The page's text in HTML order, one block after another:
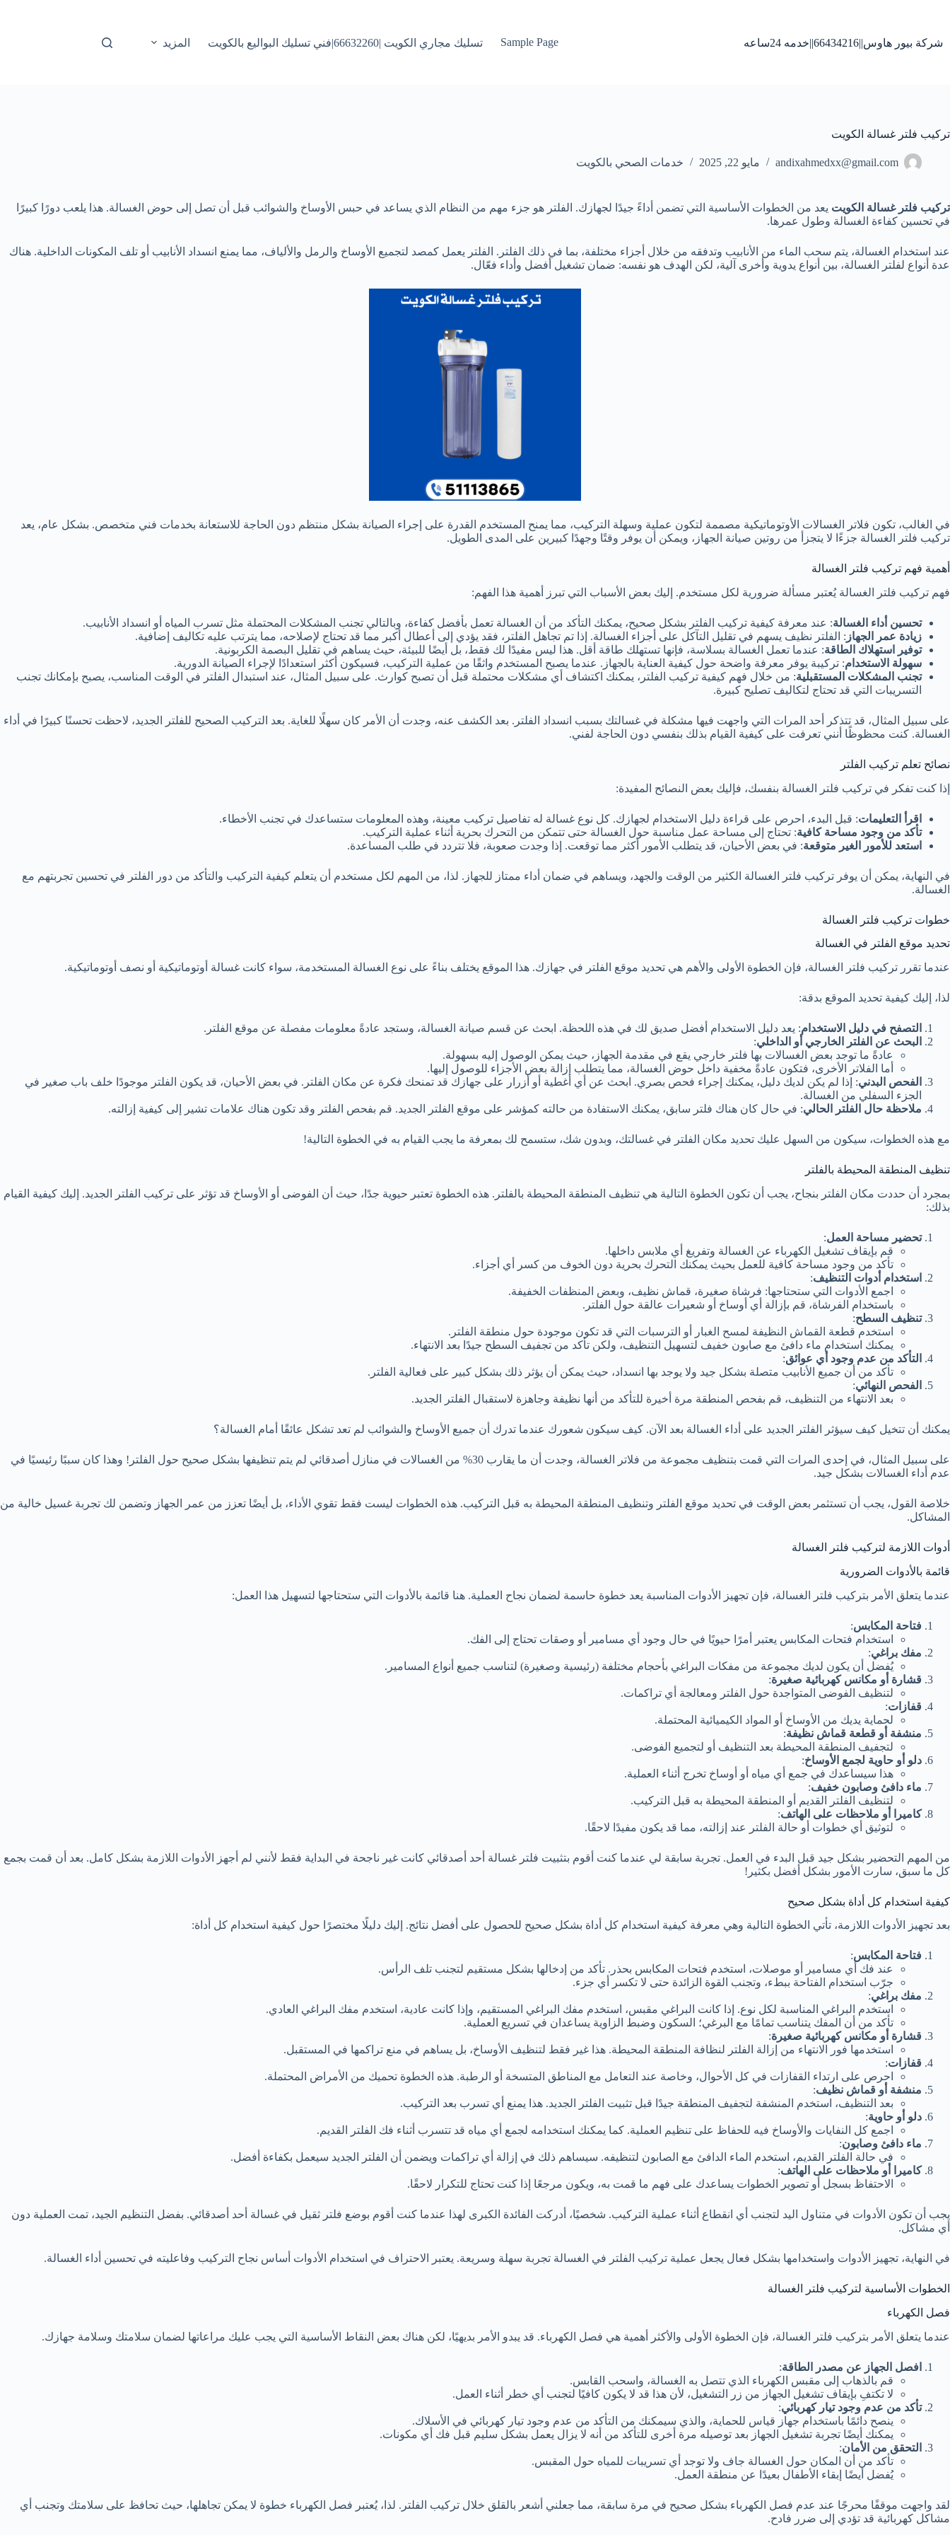
شركة بيور هاوس||66434216||خدمه 24ساعه Sample Page تسليك مجاري الكويت |66632260|فني تسليك البواليع بالكويت المزيد
تركيب فلتر غسالة الكويت
andixahmedxx@gmail.com مايو 22, 2025 خدمات الصحي بالكويت
تركيب فلتر غسالة الكويت يعد من الخطوات الأساسية التي تضمن أداءً جيدًا لجهازك. الفلتر هو جزء مهم من النظام الذي يساعد في حبس الأوساخ والشوائب قبل أن تصل إلى حوض الغسالة. هذا يلعب دورًا كبيرًا
في تحسين كفاءة الغسالة وطول عمرها.
عند استخدام الغسالة، يتم سحب الماء من الأنابيب وتدفقه من خلال أجزاء مختلفة، بما في ذلك الفلتر. الفلتر يعمل كمصد لتجميع الأوساخ والرمل والألياف، مما يمنع انسداد الأنابيب أو تلف المكونات الداخلية. هناك
عدة أنواع لفلتر الغسالة، بين أنواع يدوية وأخرى آلية، لكن الهدف هو نفسه: ضمان تشغيل أفضل وأداء فعّال.
في الغالب، تكون فلاتر الغسالات الأوتوماتيكية مصممة لتكون عملية وسهلة التركيب، مما يمنح المستخدم القدرة على إجراء الصيانة بشكل منتظم دون الحاجة للاستعانة بخدمات فني متخصص. بشكل عام، يعد
تركيب فلتر الغسالة جزءًا لا يتجزأ من روتين صيانة الجهاز، ويمكن أن يوفر وقتًا وجهدًا كبيرين على المدى الطويل.
أهمية فهم تركيب فلتر الغسالة
فهم تركيب فلتر الغسالة يُعتبر مسألة ضرورية لكل مستخدم. إليك بعض الأسباب التي تبرز أهمية هذا الفهم:
تحسين أداء الغسالة: عند معرفة كيفية تركيب الفلتر بشكل صحيح، يمكنك التأكد من أن الغسالة تعمل بأفضل كفاءة، وبالتالي تجنب المشكلات المحتملة مثل تسرب المياه أو انسداد الأنابيب.
زيادة عمر الجهاز : الفلتر نظيف يسهم في تقليل التآكل على أجزاء الغسالة. إذا تم تجاهل الفلتر، فقد يؤدي إلى أعطال أكبر مما قد تحتاج لإصلاحه، مما يترتب عليه تكاليف إضافية.
توفير استهلاك الطاقة: عندما تعمل الغسالة بسلاسة، فإنها تستهلك طاقة أقل. هذا ليس مفيدًا لك فقط، بل أيضًا للبيئة، حيث يساهم في تقليل البصمة الكربونية.
سهولة الاستخدام: تركيبة يوفر معرفة واضحة حول كيفية العناية بالجهاز. عندما يصبح المستخدم واثقًا من عملية التركيب، فسيكون أكثر استعدادًا لإجراء الصيانة الدورية.
تجنب المشكلات المستقبلية: من خلال فهم كيفية تركيب الفلتر، يمكنك اكتشاف أي مشكلات محتملة قبل أن تصبح كوارث. على سبيل المثال، عند استبدال الفلتر في الوقت المناسب، يصبح بإمكانك تجنب
التسريبات التي قد تحتاج لتكاليف تصليح كبيرة.
على سبيل المثال، قد تتذكر أحد المرات التي واجهت فيها مشكلة في غسالتك بسبب انسداد الفلتر. بعد الكشف عنه، وجدت أن الأمر كان سهلًا للغاية. بعد التركيب الصحيح للفلتر الجديد، لاحظت تحسنًا كبيرًا في أداء
الغسالة. كنت محظوظًا أنني تعرفت على كيفية القيام بذلك بنفسي دون الحاجة لفني.
نصائح تعلم تركيب الفلتر
إذا كنت تفكر في تركيب فلتر الغسالة بنفسك، فإليك بعض النصائح المفيدة:
اقرأ التعليمات: قبل البدء، احرص على قراءة دليل الاستخدام لجهازك. كل نوع غسالة له تفاصيل تركيب معينة، وهذه المعلومات ستساعدك في تجنب الأخطاء.
تأكد من وجود مساحة كافية: تحتاج إلى مساحة عمل مناسبة حول الغسالة حتى تتمكن من التحرك بحرية أثناء عملية التركيب.
استعد للأمور الغير متوقعة: في بعض الأحيان، قد يتطلب الأمور أكثر مما توقعت. إذا وجدت صعوبة، فلا تتردد في طلب المساعدة.
في النهاية، يمكن أن يوفر تركيب فلتر الغسالة الكثير من الوقت والجهد، ويساهم في ضمان أداء ممتاز للجهاز. لذا، من المهم لكل مستخدم أن يتعلم كيفية التركيب والتأكد من دور الفلتر في تحسين تجربتهم مع
الغسالة.
خطوات تركيب فلتر الغسالة
تحديد موقع الفلتر في الغسالة
عندما تقرر تركيب فلتر الغسالة، فإن الخطوة الأولى والأهم هي تحديد موقع الفلتر في جهازك. هذا الموقع يختلف بناءً على نوع الغسالة المستخدمة، سواء كانت غسالة أوتوماتيكية أو نصف أوتوماتيكية.
لذا، إليك كيفية تحديد الموقع بدقة:
التصفح في دليل الاستخدام: يعد دليل الاستخدام أفضل صديق لك في هذه اللحظة. ابحث عن قسم صيانة الغسالة، وستجد عادةً معلومات مفصلة عن موقع الفلتر.
البحث عن الفلتر الخارجي أو الداخلي:
عادةً ما توجد بعض الغسالات بها فلتر خارجي يقع في مقدمة الجهاز، حيث يمكن الوصول إليه بسهولة.
أما الفلاتر الأخرى، فتكون عادةً مخفية داخل حوض الغسالة، مما يتطلب إزالة بعض الأجزاء للوصول إليها.
الفحص البدني: إذا لم يكن لديك دليل، يمكنك إجراء فحص بصري. ابحث عن أي أغطية أو أزرار على جهازك قد تمنحك فكرة عن مكان الفلتر. في بعض الأحيان، قد يكون الفلتر موجودًا خلف باب صغير في
الجزء السفلي من الغسالة.
ملاحظة حال الفلتر الحالي: في حال كان هناك فلتر سابق، يمكنك الاستفادة من حالته كمؤشر على موقع الفلتر الجديد. قم بفحص الفلتر وقد تكون هناك علامات تشير إلى كيفية إزالته.
مع هذه الخطوات، سيكون من السهل عليك تحديد مكان الفلتر في غسالتك، وبدون شك، ستسمح لك بمعرفة ما يجب القيام به في الخطوة التالية!
تنظيف المنطقة المحيطة بالفلتر
بمجرد أن حددت مكان الفلتر بنجاح، يجب أن تكون الخطوة التالية هي تنظيف المنطقة المحيطة بالفلتر. هذه الخطوة تعتبر حيوية جدًا، حيث أن الفوضى أو الأوساخ قد تؤثر على تركيب الفلتر الجديد. إليك كيفية القيام
بذلك:
تحضير مساحة العمل:
قم بإيقاف تشغيل الكهرباء عن الغسالة وتفريغ أي ملابس داخلها.
تأكد من وجود مساحة كافية للعمل بحيث يمكنك التحرك بحرية دون الخوف من كسر أي أجزاء.
استخدام أدوات التنظيف:
اجمع الأدوات التي ستحتاجها: فرشاة صغيرة، قماش نظيف، وبعض المنظفات الخفيفة.
باستخدام الفرشاة، قم بإزالة أي أوساخ أو شعيرات عالقة حول الفلتر.
تنظيف السطح:
استخدم قطعة القماش النظيفة لمسح الغبار أو الترسبات التي قد تكون موجودة حول منطقة الفلتر.
يمكنك استخدام ماء دافئ مع صابون خفيف لتسهيل التنظيف، ولكن تأكد من تجفيف السطح جيدًا بعد الانتهاء.
التأكد من عدم وجود أي عوائق:
تأكد من أن جميع الأنابيب متصلة بشكل جيد ولا يوجد بها انسداد، حيث يمكن أن يؤثر ذلك بشكل كبير على فعالية الفلتر.
الفحص النهائي:
بعد الانتهاء من التنظيف، قم بفحص المنطقة مرة أخيرة للتأكد من أنها نظيفة وجاهزة لاستقبال الفلتر الجديد.
يمكنك أن تتخيل كيف سيؤثر الفلتر الجديد على أداء الغسالة بعد الآن. كيف سيكون شعورك عندما تدرك أن جميع الأوساخ والشوائب لم تعد تشكل عائقًا أمام الغسالة؟
على سبيل المثال، في إحدى المرات التي قمت بتنظيف مجموعة من فلاتر الغسالة، وجدت أن ما يقارب 30% من الغسالات في منازل أصدقائي لم يتم تنظيفها بشكل صحيح حول الفلتر! وهذا كان سببًا رئيسيًا في
عدم أداء الغسالات بشكل جيد.
خلاصة القول، يجب أن تستثمر بعض الوقت في تحديد موقع الفلتر وتنظيف المنطقة المحيطة به قبل التركيب. هذه الخطوات ليست فقط تقوي الأداء، بل أيضًا تعزز من عمر الجهاز وتضمن لك تجربة غسيل خالية من
المشاكل.
أدوات اللازمة لتركيب فلتر الغسالة
قائمة بالأدوات الضرورية
عندما يتعلق الأمر بتركيب فلتر الغسالة، فإن تجهيز الأدوات المناسبة يعد خطوة حاسمة لضمان نجاح العملية. هنا قائمة بالأدوات التي ستحتاجها لتسهيل هذا العمل:
فتاحة المكابس:
استخدام فتحات المكابس يعتبر أمرًا حيويًا في حال وجود أي مسامير أو وصقات تحتاج إلى الفك.
مفك براغي:
يُفضل أن يكون لديك مجموعة من مفكات البراغي بأحجام مختلفة (رئيسية وصغيرة) لتناسب جميع أنواع المسامير.
قشارة أو مكانس كهربائية صغيرة:
لتنظيف الفوضى المتواجدة حول الفلتر ومعالجة أي تراكمات.
قفازات:
لحماية يديك من الأوساخ أو المواد الكيميائية المحتملة.
منشفة أو قطعة قماش نظيفة:
لتجفيف المنطقة المحيطة بعد التنظيف أو لتجميع الفوضى.
دلو أو حاوية لجمع الأوساخ:
هذا سيساعدك في جمع أي مياه أو أوساخ تخرج أثناء العملية.
ماء دافئ وصابون خفيف:
لتنظيف الفلتر القديم أو المنطقة المحيطة به قبل التركيب.
كاميرا أو ملاحظات على الهاتف:
لتوثيق أي خطوات أو حالة الفلتر عند إزالته، مما قد يكون مفيدًا لاحقًا.
من المهم التحضير بشكل جيد قبل البدء في العمل. تجربة سابقة لي عندما كنت أقوم بتثبيت فلتر غسالة أحد أصدقائي كانت غير ناجحة في البداية فقط لأنني لم أجهز الأدوات اللازمة بشكل كامل. بعد أن قمت بجمع
كل ما سبق، سارت الأمور بشكل أفضل بكثير!
كيفية استخدام كل أداة بشكل صحيح
بعد تجهيز الأدوات اللازمة، تأتي الخطوة التالية وهي معرفة كيفية استخدام كل أداة بشكل صحيح للحصول على أفضل نتائج. إليك دليلًا مختصرًا حول كيفية استخدام كل أداة:
فتاحة المكابس:
عند فك أي مسامير أو موصلات، استخدم فتحات المكابس بحذر. تأكد من إدخالها بشكل مستقيم لتجنب تلف الرأس.
جرّب استخدام الفتاحة ببطء، وتجنب القوة الزائدة حتى لا تكسر أي جزء.
مفك براغي:
استخدم البراغي المناسبة لكل نوع. إذا كانت البراغي مقبس، استخدم مفك البراغي المستقيم، وإذا كانت عادية، استخدم مفك البراغي العادي.
تأكد من أن المفك يتناسب تمامًا مع البرغي؛ السكون وضبط الزاوية يساعدان في تسريع العملية.
قشارة أو مكانس كهربائية صغيرة:
استخدمها فور الانتهاء من إزالة الفلتر لنظافة المنطقة المحيطة. هذا غير فقط لتنظيف الأوساخ، بل يساهم في منع تراكمها في المستقبل.
قفازات:
احرص على ارتداء القفازات في كل الأحوال، وخاصة عند التعامل مع المناطق المتسخة أو الرطبة. هذه الخطوة تحميك من الأمراض المحتملة.
منشفة أو قماش نظيف:
بعد التنظيف، استخدم المنشفة لتجفيف المنطقة جيدًا قبل تثبيت الفلتر الجديد. هذا يمنع أي تسرب بعد التركيب.
دلو أو حاوية:
اجمع كل النفايات والأوساخ فيه للحفاظ على تنظيم العملية. كما يمكنك استخدامه لجمع أي مياه قد تتسرب أثناء فك الفلتر القديم.
ماء دافئ وصابون:
في حالة الفلتر القديم، استخدم الماء الدافئ مع الصابون لتنظيفه. سيساهم ذلك في إزالة أي تراكمات ويضمن أن الفلتر الجديد سيعمل بكفاءة أفضل.
كاميرا أو ملاحظات على الهاتف:
الاحتفاظ بسجل أو تصوير الخطوات يساعدك على فهم ما قمت به، ويكون مرجعًا إذا كنت تحتاج للتكرار لاحقًا.
يجب أن تكون الأدوات في متناول اليد لتجنب أي انقطاع أثناء عملية التركيب. شخصيًا، أدركت الفائدة الكبرى لهذا عندما كنت أقوم بوضع فلتر ثقيل في غسالة أحد أصدقائي. بفضل التنظيم الجيد، تمت العملية دون
أي مشاكل.
في النهاية، تجهيز الأدوات واستخدامها بشكل فعال يجعل عملية تركيب الفلتر في الغسالة تجربة سهلة وسريعة. يعتبر الاحتراف في استخدام الأدوات أساس نجاح التركيب وفاعليته في تحسين أداء الغسالة.
الخطوات الأساسية لتركيب فلتر الغسالة
فصل الكهرباء
عندما يتعلق الأمر بتركيب فلتر الغسالة، فإن الخطوة الأولى والأكثر أهمية هي فصل الكهرباء. قد يبدو الأمر بديهيًا، لكن هناك بعض النقاط الأساسية التي يجب عليك مراعاتها لضمان سلامتك وسلامة جهازك.
افصل الجهاز عن مصدر الطاقة:
قم بالذهاب إلى مقبس الكهرباء الذي تتصل به الغسالة، واسحب القابس.
لا تكتفِ بإيقاف تشغيل الجهاز من زر التشغيل، لأن هذا قد لا يكون كافيًا لتجنب أي خطر أثناء العمل.
تأكد من عدم وجود تيار كهربائي:
ينصح دائمًا باستخدام جهاز قياس للحماية، والذي سيمكنك من التأكد من عدم وجود تيار كهربائي في الأسلاك.
يمكنك أيضًا تجربة تشغيل الجهاز بعد توصيله مرة أخرى للتأكد من أنه لا يزال يعمل بشكل سليم قبل فك أي مكونات.
التحقق من الأمان:
تأكد من أن المكان حول الغسالة جاف ولا توجد أي تسريبات للمياه حول المقبس.
يُفضل أيضًا إبقاء الأطفال بعيدًا عن منطقة العمل.
لقد واجهت موقفًا محرجًا عند عدم فصل الكهرباء بشكل صحيح في مرة سابقة، مما جعلني أشعر بالقلق خلال تركيب الفلتر. لذا، يُعتبر فصل الكهرباء خطوة لا يمكن تجاهلها، حيث تحافظ على سلامتك وتجنب أي
مشاكل كهربائية قد تؤدي إلى ضرر فادح.